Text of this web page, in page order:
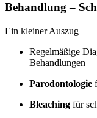
Behandlung –
Ein kleiner Auszug
Regelmäßige
Behandlungen
Parodontologie
Bleaching für